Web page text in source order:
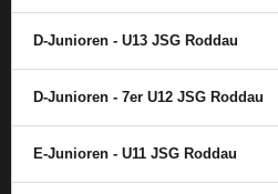
D-Junioren - U13 JSG Roddau
D-Junioren - 7er U12 JSG Roddau
E-Junioren - U11 JSG Roddau